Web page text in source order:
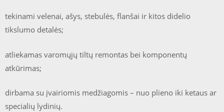
tekinami velenai, ašys, stebulės, flanšai ir kitos didelio
tikslumo detalės;
atliekamas varomųjų tiltų remontas bei komponentų
atkūrimas;
dirbama su įvairiomis medžiagomis – nuo plieno iki ketaus ar
specialių lydinių.